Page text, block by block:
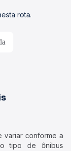
rota.
variar conforme a
tipo de ônibus